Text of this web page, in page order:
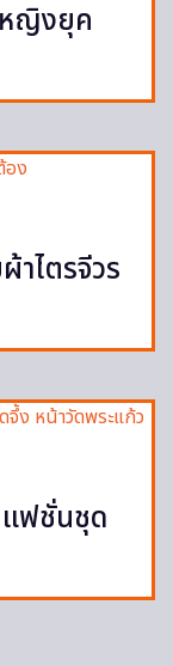
ญิงยุค
าไตรจีวร
ฟชั่นชุด